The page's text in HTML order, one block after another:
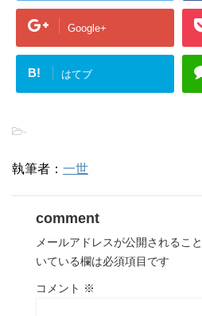
Google+
B! はてブ
-
執筆者： 一世
comment
メールアドレスが公開されるこ
いている欄は必須項目です
コメント ※